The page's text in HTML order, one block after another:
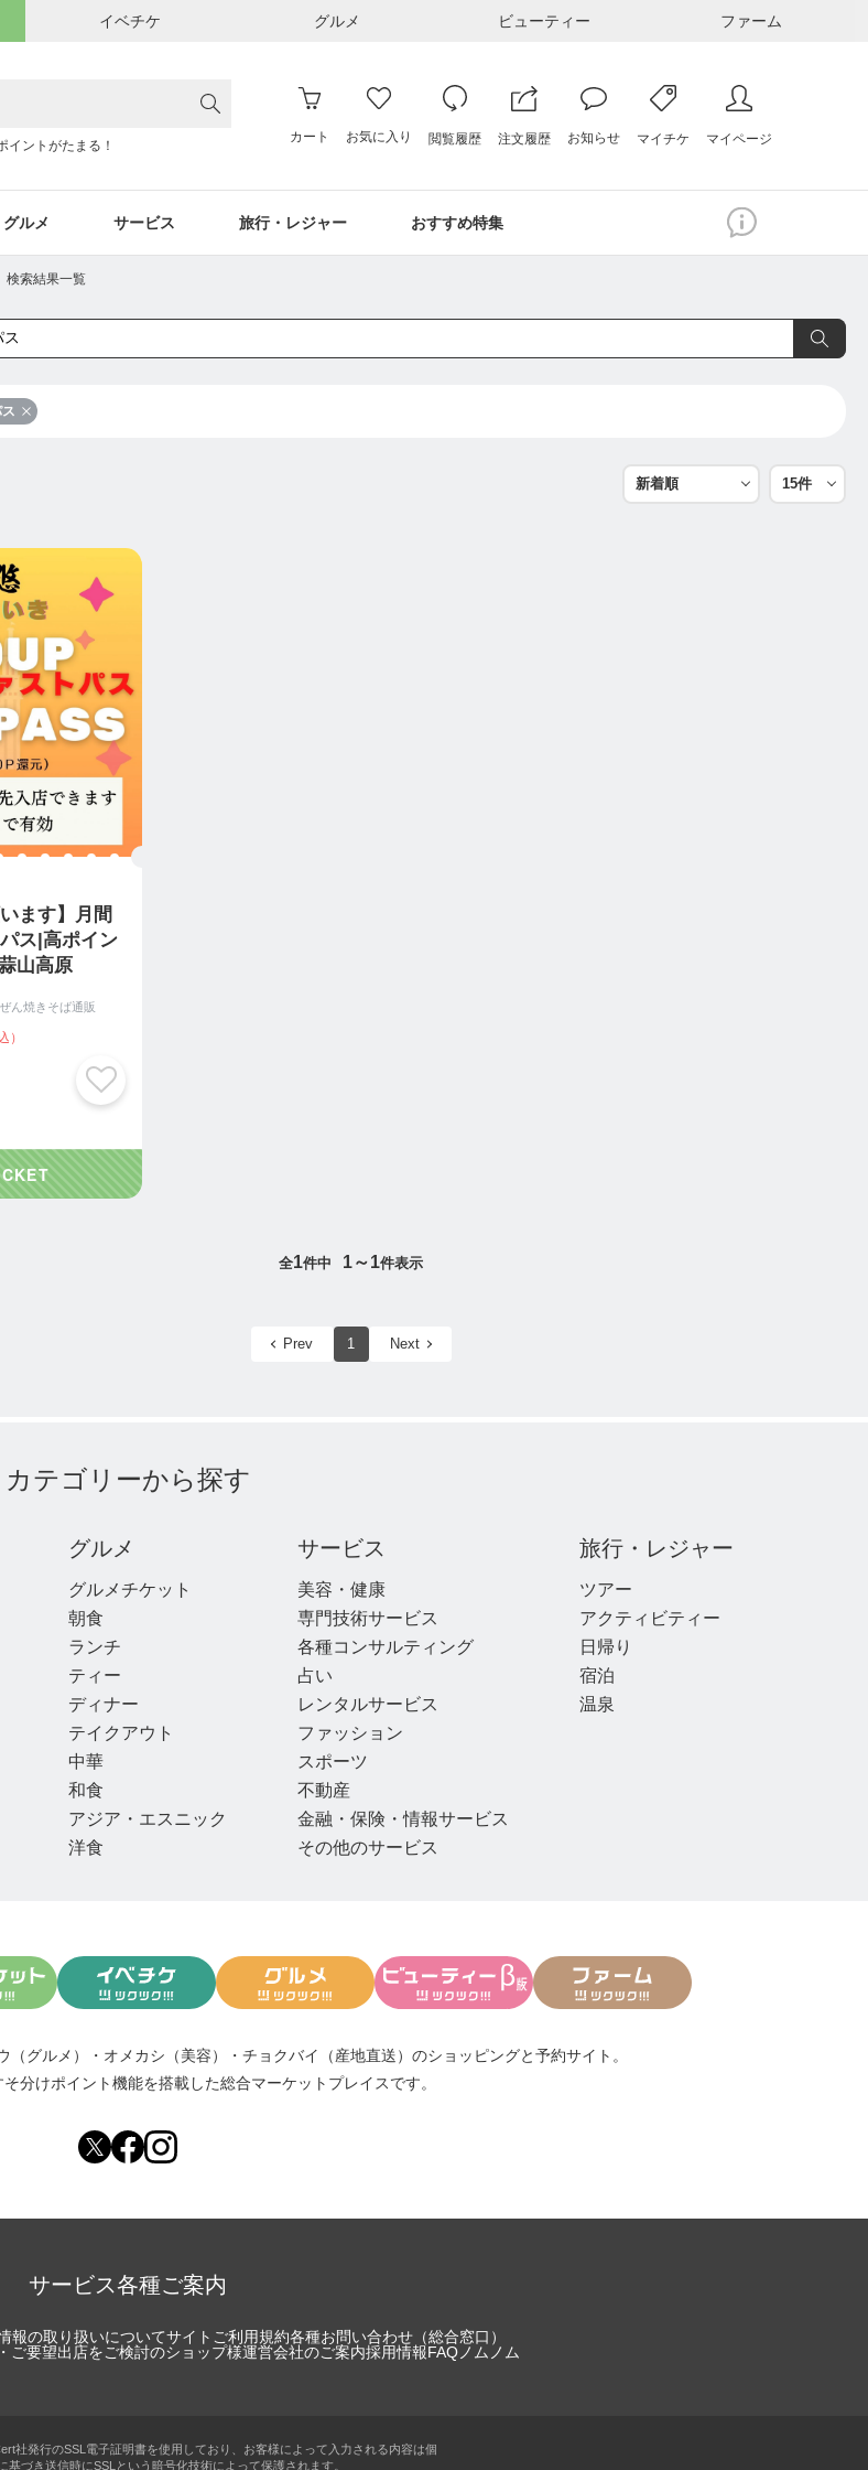
イベチケ グルメ ビューティー ファーム
イントがたまる！
カート お気に入り 閲覧履歴 注文履歴 お知らせ マイチケ マイページ
グルメ サービス 旅行・レジャー おすすめ特集
検索結果一覧
ます】月間
ス|高ポイン
山高原
ん焼きそば通販
）
全1件中 1～1件表示
Prev 1 Next
カテゴリーから探す
グルメ
グルメチケット
朝食
ランチ
ティー
ディナー
テイクアウト
中華
和食
アジア・エスニック
洋食
サービス
美容・健康
専門技術サービス
各種コンサルティング
占い
レンタルサービス
ファッション
スポーツ
不動産
金融・保険・情報サービス
その他のサービス
旅行・レジャー
ツアー
アクティビティー
日帰り
宿泊
温泉
（グルメ） ・ オメカシ（美容） ・ チョクバイ（産地直送） のショッピングと予約サイト。
そ分けポイント機能を搭載した総合マーケットプレイスです。
サービス各種ご案内
報の取り扱いについてサイトご利用規約各種お問い合わせ（総合窓口）
ご要望出店をご検討のショップ様運営会社のご案内採用情報FAQ ノムノム
社発行のSSL電子証明書を使用しており、お客様によって入力される内容は個
基づき送信時にSSLという暗号化技術によって保護されます。